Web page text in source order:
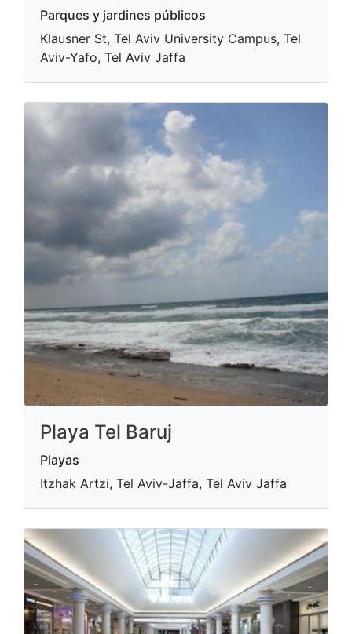
Parques y jardines públicos
Klausner St, Tel Aviv University Campus, Tel
Aviv-Yafo, Tel Aviv Jaffa
Playa Tel Baruj
Playas
Itzhak Artzi, Tel Aviv-Jaffa, Tel Aviv Jaffa